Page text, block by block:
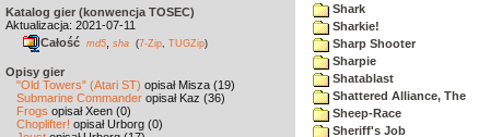
Katalog gier (konwencja TOSEC)
Aktualizacja: 2021-07-11
Całość md5 sha (7-Zip TUGZip)
Opisy gier
"Old Towers" (Atari ST) opisał Misza (19)
Submarine Commander opisał Kaz (36)
Frogs opisał Xeen (0)
Choplifter! opisał Urborg (0)
Shark
Sharkie!
Sharp Shooter
Sharpie
Shatablast
Shattered Alliance, The
Sheep-Race
Sheriff's Job